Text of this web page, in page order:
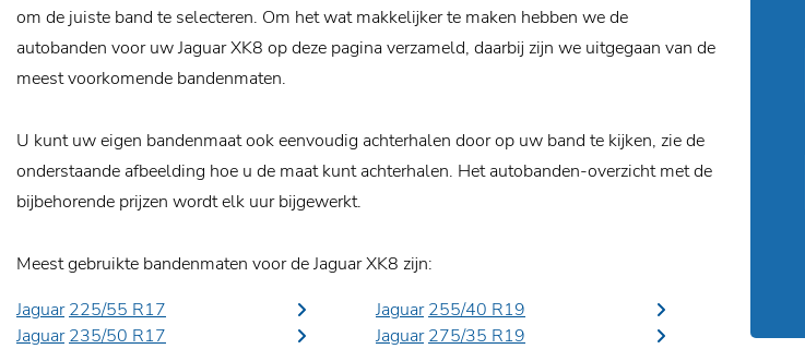
om de juiste band te selecteren. Om het wat makkelijker te maken hebben we de
autobanden voor uw Jaguar XK8 op deze pagina verzameld, daarbij zijn we uitgegaan van de
meest voorkomende bandenmaten.
U kunt uw eigen bandenmaat ook eenvoudig achterhalen door op uw band te kijken, zie de
onderstaande afbeelding hoe u de maat kunt achterhalen. Het autobanden-overzicht met de
bijbehorende prijzen wordt elk uur bijgewerkt.
Meest gebruikte bandenmaten voor de Jaguar XK8 zijn:
Jaguar 225/55 R17
Jaguar 235/50 R17
Jaguar 255/40 R19
Jaguar 275/35 R19